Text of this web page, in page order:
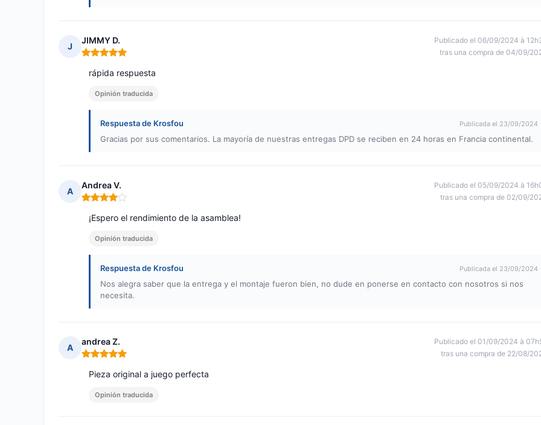
J
JIMMY D.
Nota: 5 de 5
Publicado el 06/09/2024 à
tras una compra de 04/09/
rápida respuesta
Opinión traducida
Respuesta de Krosfou Publicada el 23/09/2024
Gracias por sus comentarios. La mayoría de nuestras entregas DPD se reciben en 24 horas en Francia continental.
A
Andrea V.
Nota: 4 de 5
Publicado el 05/09/2024 à
tras una compra de 02/09/
¡Espero el rendimiento de la asamblea!
Opinión traducida
Respuesta de Krosfou Publicada el 23/09/2024
Nos alegra saber que la entrega y el montaje fueron bien, no dude en ponerse en contacto con nosotros si nos
necesita.
A
andrea Z.
Nota: 5 de 5
Publicado el 01/09/2024 à
tras una compra de 22/08/
Pieza original a juego perfecta
Opinión traducida